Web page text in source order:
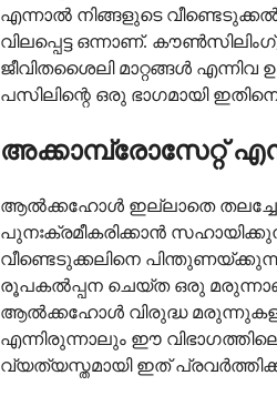
എന്നാൽ നിങ്ങളുടെ
വിലപ്പെട്ട ഒന്നാണ്.
ജീവിതശൈലി മാറ്റങ്ങൾ എന്നിവ
പസിലിന്റെ ഒരു ഭാഗമായി
അക്കാമ്പ്രോസേറ്റ്
ആൽക്കഹോൾ ഇല്ലാതെ
പുനഃക്രമീകരിക്കാൻ
വീണ്ടെടുക്കലിനെ
രൂപകൽപ്പന ചെയ്ത ഒരു
ആൽക്കഹോൾ വിരുദ്ധ
എന്നിരുന്നാലും ഈ വിഭാഗത്തിലെ
വ്യത്യസ്തമായി ഇത്